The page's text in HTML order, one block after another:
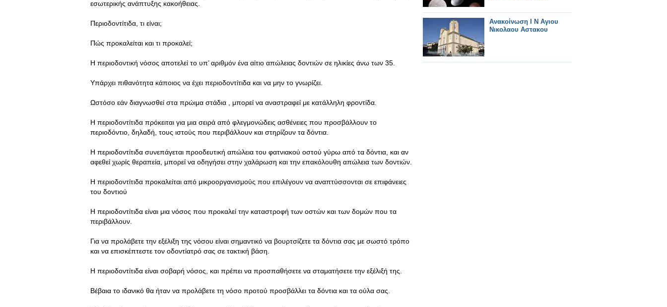
εσωτερικής ανάπτυξης κακοήθειας.
Περιοδοντίτιδα, τι είναι;
Πώς προκαλείται και τι προκαλεί;
Η περιοδοντική νόσος αποτελεί το υπ’ αριθμόν ένα αίτιο απώλειας δοντιών σε ηλικίες άνω των 35.
Υπάρχει πιθανότητα κάποιος να έχει περιοδοντίτιδα και να μην το γνωρίζει.
Ωστόσο εάν διαγνωσθεί στα πρώιμα στάδια , μπορεί να αναστραφεί με κατάλληλη φροντίδα.
Η περιοδοντίτιδα πρόκειται για μια σειρά από φλεγμονώδεις ασθένειες που προσβάλλουν το
περιοδόντιο, δηλαδή, τους ιστούς που περιβάλλουν και στηρίζουν τα δόντια.
Η περιοδοντίτιδα συνεπάγεται προοδευτική απώλεια του φατνιακού οστού γύρω από τα δόντια, και αν
αφεθεί χωρίς θεραπεία, μπορεί να οδηγήσει στην χαλάρωση και την επακόλουθη απώλεια των δοντιών.
Η περιοδοντίτιδα προκαλείται από μικροοργανισμούς που επιλέγουν να αναπτύσσονται σε επιφάνειες
του δοντιού
Η περιοδοντίτιδα είναι μια νόσος που προκαλεί την καταστροφή των οστών και των δομών που τα
περιβάλλουν.
Για να προλάβετε την εξέλιξη της νόσου είναι σημαντικό να βουρτσίζετε τα δόντια σας με σωστό τρόπο
και να επισκέπτεστε τον οδοντίατρό σας σε τακτική βάση.
Η περιοδοντίτιδα είναι σοβαρή νόσος, και πρέπει να προσπαθήσετε να σταματήσετε την εξέλιξή της.
Βέβαια το ιδανικό θα ήταν να προλάβετε τη νόσο προτού προσβάλλει τα δόντια και τα ούλα σας.
Ανακοίνωση Ι Ν Αγιου
Νικολαου Αστακου